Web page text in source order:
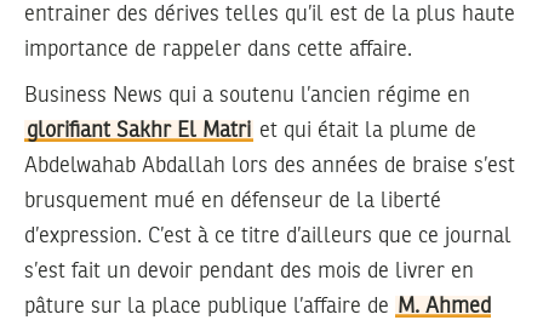
entrainer des dérives telles qu’il est de la plus haute
importance de rappeler dans cette affaire.
Business News qui a soutenu l’ancien régime en
glorifiant Sakhr El Matri et qui était la plume de
Abdelwahab Abdallah lors des années de braise s’est
brusquement mué en défenseur de la liberté
d’expression. C’est à ce titre d’ailleurs que ce journal
s’est fait un devoir pendant des mois de livrer en
pâture sur la place publique l’affaire de M. Ahmed